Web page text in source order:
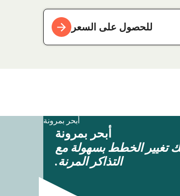
للحصول على السعر
أبحر بمرونة
تغيير الخطط بسهولة مع
التذاكر المرنة.